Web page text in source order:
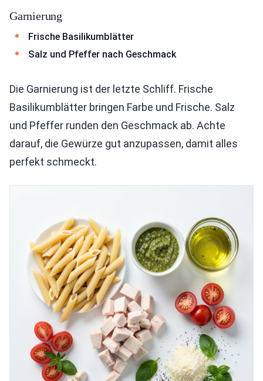
Garnierung
Frische Basilikumblätter
Salz und Pfeffer nach Geschmack
Die Garnierung ist der letzte Schliff. Frische
Basilikumblätter bringen Farbe und Frische. Salz
und Pfeffer runden den Geschmack ab. Achte
darauf, die Gewürze gut anzupassen, damit alles
perfekt schmeckt.